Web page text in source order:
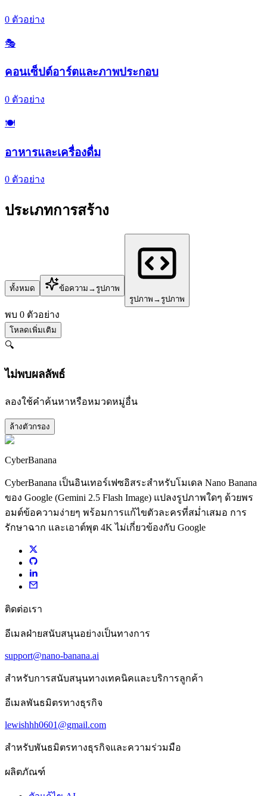
0 ตัวอย่าง
🎭
คอนเซ็ปต์อาร์ตและภาพประกอบ
0 ตัวอย่าง
🍽️
อาหารและเครื่องดื่ม
0 ตัวอย่าง
ประเภทการสร้าง
ทั้งหมด
ข้อความ→รูปภาพ
รูปภาพ→รูปภาพ
พบ 0 ตัวอย่าง
โหลดเพิ่มเติม
🔍
ไม่พบผลลัพธ์
ลองใช้คำค้นหาหรือหมวดหมู่อื่น
ล้างตัวกรอง
CyberBanana
CyberBanana เป็นอินเทอร์เฟซอิสระสำหรับโมเดล Nano Banana
ของ Google (Gemini 2.5 Flash Image) แปลงรูปภาพใดๆ ด้วยพร
อมต์ข้อความง่ายๆ พร้อมการแก้ไขตัวละครที่สม่ำเสมอ การ
รักษาฉาก และเอาต์พุต 4K ไม่เกี่ยวข้องกับ Google
ติดต่อเรา
อีเมลฝ่ายสนับสนุนอย่างเป็นทางการ
support@nano-banana.ai
สำหรับการสนับสนุนทางเทคนิคและบริการลูกค้า
อีเมลพันธมิตรทางธุรกิจ
lewishhh0601@gmail.com
สำหรับพันธมิตรทางธุรกิจและความร่วมมือ
ผลิตภัณฑ์